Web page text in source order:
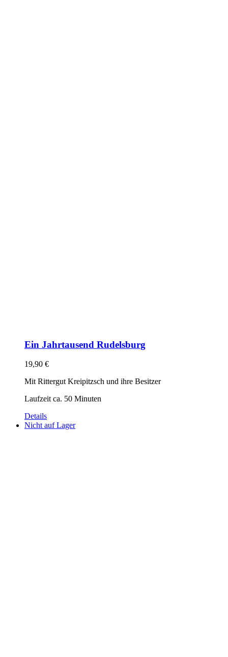
Ein Jahrtausend Rudelsburg
19,90 €
Mit Rittergut Kreipitzsch und ihre Besitzer
Laufzeit ca. 50 Minuten
Details
Nicht auf Lager